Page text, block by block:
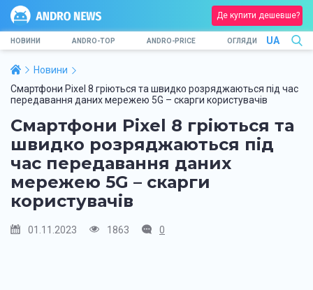
Де купити дешевше?
НОВИНИ ANDRO-TOP ANDRO-PRICE ОГЛЯДИ UA
Новини
Смартфони Pixel 8 гріються та швидко розряджаються під час
передавання даних мережею 5G – скарги користувачів
Смартфони Pixel 8 гріються та
швидко розряджаються під
час передавання даних
мережею 5G – скарги
користувачів
01.11.2023 1863 0